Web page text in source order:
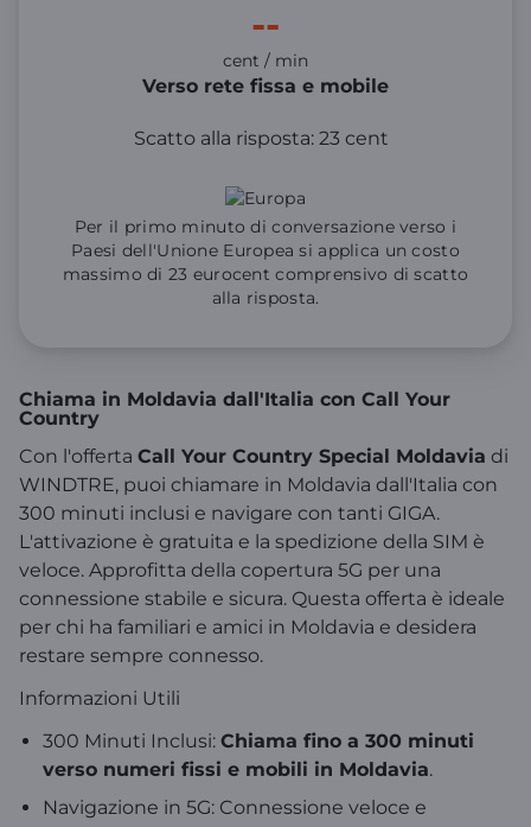
--
cent / min
Verso rete fissa e mobile
Scatto alla risposta: 23 cent
Per il primo minuto di conversazione verso i
Paesi dell'Unione Europea si applica un costo
massimo di 23 eurocent comprensivo di scatto
alla risposta.
Chiama in Moldavia dall'Italia con Call Your
Country
Con l'offerta Call Your Country Special Moldavia di
WINDTRE, puoi chiamare in Moldavia dall'Italia con
300 minuti inclusi e navigare con tanti GIGA.
L'attivazione è gratuita e la spedizione della SIM è
veloce. Approfitta della copertura 5G per una
connessione stabile e sicura. Questa offerta è ideale
per chi ha familiari e amici in Moldavia e desidera
restare sempre connesso.
Informazioni Utili
300 Minuti Inclusi: Chiama fino a 300 minuti
verso numeri fissi e mobili in Moldavia.
Navigazione in 5G: Connessione veloce e